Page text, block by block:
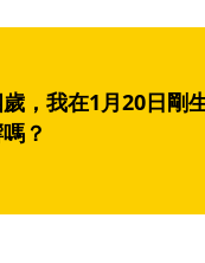
，我在1月20日剛
？‬